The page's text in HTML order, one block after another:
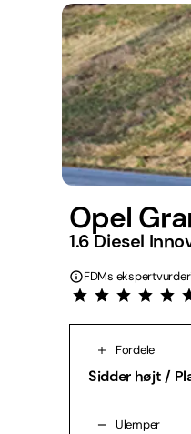
Opel
1.6 Diesel
FDMs
Fordele
Sidder højt /
Ulemper